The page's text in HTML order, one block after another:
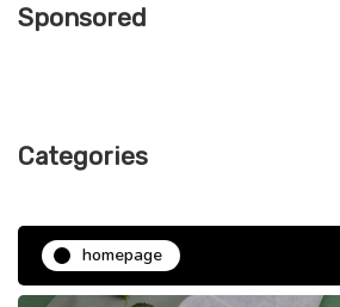
Sponsored
Categories
homepage